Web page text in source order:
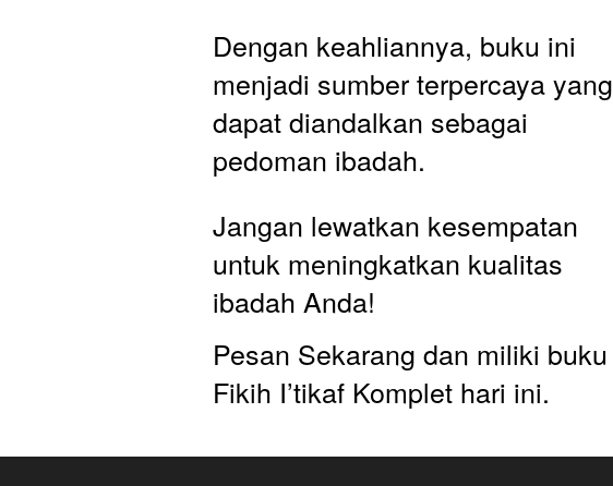
Dengan keahliannya, buku ini
menjadi sumber terpercaya yang
dapat diandalkan sebagai
pedoman ibadah.
Jangan lewatkan kesempatan
untuk meningkatkan kualitas
ibadah Anda!
Pesan Sekarang dan miliki buku
Fikih I’tikaf Komplet hari ini.